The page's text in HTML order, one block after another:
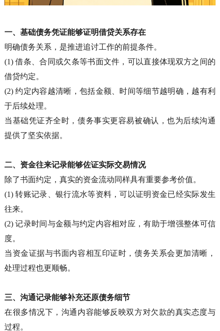
一、基础债务凭证能够证明借贷关系存在
明确债务关系，是推进追讨工作的前提条件。
(1)借条、合同或欠条等书面文件，可以直接体现双方之间的
借贷约定。
(2)约定内容越清晰，包括金额、时间等细节越明确，越有利
于后续处理。
当基础凭证齐全时，债务事实更容易被确认，也为后续沟通
提供了坚实依据。
二、资金往来记录能够佐证实际交易情况
除了书面约定，真实的资金流动同样具有重要参考价值。
(1)转账记录、银行流水等资料，可以证明资金已经实际发生
往来。
(2)记录时间与金额与约定内容相对应，有助于增强整体可信
度。
当资金证据与书面内容相互印证时，债务关系会更加清晰，
处理过程也更顺畅。
三、沟通记录能够补充还原债务细节
在很多情况下，沟通内容能够反映双方对欠款的真实态度与
过程。